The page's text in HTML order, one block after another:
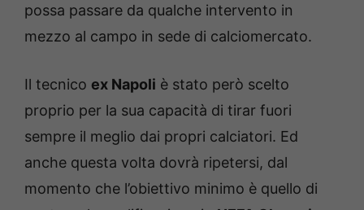
possa passare da qualche intervento in
mezzo al campo in sede di calciomercato.
Il tecnico ex Napoli è stato però scelto
proprio per la sua capacità di tirar fuori
sempre il meglio dai propri calciatori. Ed
anche questa volta dovrà ripetersi, dal
momento che l’obiettivo minimo è quello di